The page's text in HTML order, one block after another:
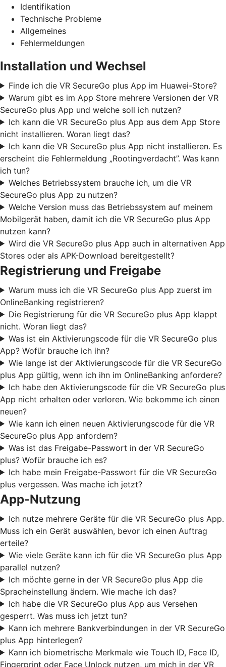
Identifikation
Technische Probleme
Allgemeines
Fehlermeldungen
Installation und Wechsel
Finde ich die VR SecureGo plus App im Huawei-Store?
Warum gibt es im App Store mehrere Versionen der VR
SecureGo plus App und welche soll ich nutzen?
Ich kann die VR SecureGo plus App aus dem App Store
nicht installieren. Woran liegt das?
Ich kann die VR SecureGo plus App nicht installieren. Es
erscheint die Fehlermeldung „Rootingverdacht”. Was kann
ich tun?
Welches Betriebssystem brauche ich, um die VR
SecureGo plus App zu nutzen?
Welche Version muss das Betriebssystem auf meinem
Mobilgerät haben, damit ich die VR SecureGo plus App
nutzen kann?
Wird die VR SecureGo plus App auch in alternativen App
Stores oder als APK-Download bereitgestellt?
Registrierung und Freigabe
Warum muss ich die VR SecureGo plus App zuerst im
OnlineBanking registrieren?
Die Registrierung für die VR SecureGo plus App klappt
nicht. Woran liegt das?
Was ist ein Aktivierungscode für die VR SecureGo plus
App? Wofür brauche ich ihn?
Wie lange ist der Aktivierungscode für die VR SecureGo
plus App gültig, wenn ich ihn im OnlineBanking anfordere?
Ich habe den Aktivierungscode für die VR SecureGo plus
App nicht erhalten oder verloren. Wie bekomme ich einen
neuen?
Wie kann ich einen neuen Aktivierungscode für die VR
SecureGo plus App anfordern?
Was ist das Freigabe-Passwort in der VR SecureGo
plus? Wofür brauche ich es?
Ich habe mein Freigabe-Passwort für die VR SecureGo
plus vergessen. Was mache ich jetzt?
App-Nutzung
Ich nutze mehrere Geräte für die VR SecureGo plus App.
Muss ich ein Gerät auswählen, bevor ich einen Auftrag
erteile?
Wie viele Geräte kann ich für die VR SecureGo plus App
parallel nutzen?
Ich möchte gerne in der VR SecureGo plus App die
Spracheinstellung ändern. Wie mache ich das?
Ich habe die VR SecureGo plus App aus Versehen
gesperrt. Was muss ich jetzt tun?
Kann ich mehrere Bankverbindungen in der VR SecureGo
plus App hinterlegen?
Kann ich biometrische Merkmale wie Touch ID, Face ID,
Fingerprint oder Face Unlock nutzen, um mich in der VR